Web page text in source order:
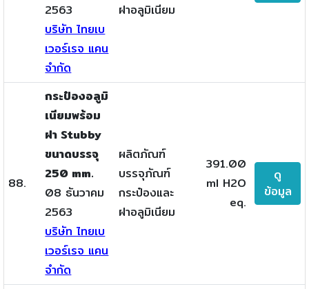
2563
บริษัท ไทยเบ
เวอร์เรจ แคน
จำกัด
ฝาอลูมิเนียม
88.
กระป๋องอลูมิ
เนียมพร้อม
ฝา Stubby
ขนาดบรรจุ
250 mm.
08 ธันวาคม
2563
บริษัท ไทยเบ
เวอร์เรจ แคน
จำกัด
ผลิตภัณฑ์
บรรจุภัณฑ์
กระป๋องและ
ฝาอลูมิเนียม
391.00
ml H2O
eq.
ดู
ข้อมูล